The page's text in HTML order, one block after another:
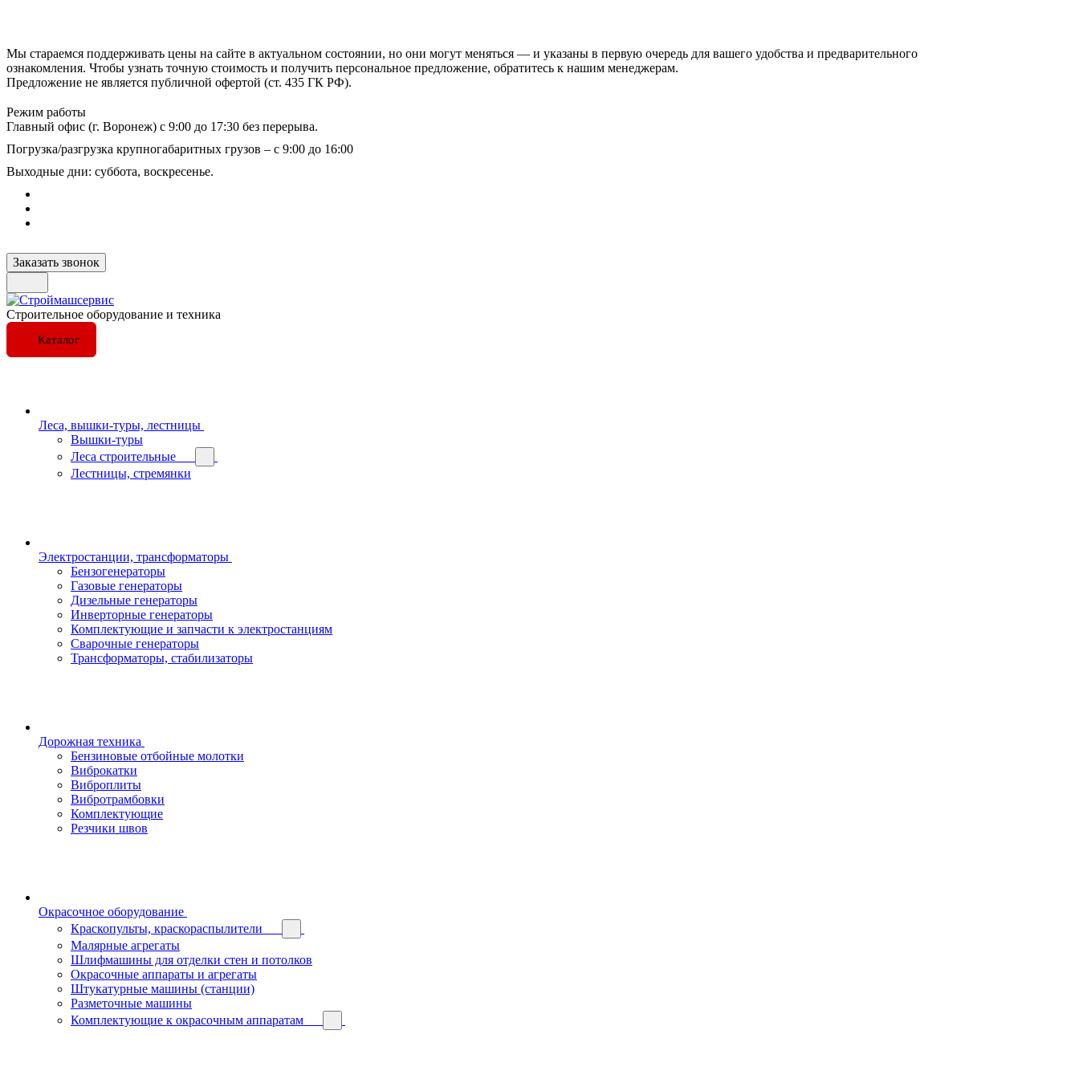
Мы стараемся поддерживать цены на сайте в актуальном состоянии, но они могут меняться — и указаны в первую очередь для вашего удобства и предварительного
ознакомления. Чтобы узнать точную стоимость и получить персональное предложение, обратитесь к нашим менеджерам.
Предложение не является публичной офертой (ст. 435 ГК РФ).
Режим работы
Главный офис (г. Воронеж) с 9:00 до 17:30 без перерыва.
Погрузка/разгрузка крупногабаритных грузов – с 9:00 до 16:00
Выходные дни: суббота, воскресенье.
Заказать звонок
Строительное оборудование и техника
Каталог
Леса, вышки-туры, лестницы
Вышки-туры
Леса строительные
Лестницы, стремянки
Электростанции, трансформаторы
Бензогенераторы
Газовые генераторы
Дизельные генераторы
Инверторные генераторы
Комплектующие и запчасти к электростанциям
Сварочные генераторы
Трансформаторы, стабилизаторы
Дорожная техника
Бензиновые отбойные молотки
Виброкатки
Виброплиты
Вибротрамбовки
Комплектующие
Резчики швов
Окрасочное оборудование
Краскопульты, краскораспылители
Малярные агрегаты
Шлифмашины для отделки стен и потолков
Окрасочные аппараты и агрегаты
Штукатурные машины (станции)
Разметочные машины
Комплектующие к окрасочным аппаратам